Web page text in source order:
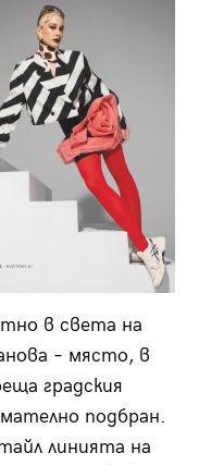
в света на
– място, в
градския
подбран.
линията на